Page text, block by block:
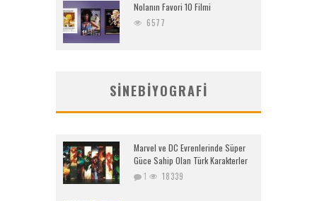
Nolanın Favori 10 Filmi
6577
SINEBIYOGRAFI
Marvel ve DC Evrenlerinde Süper
Güce Sahip Olan Türk Karakterler
1 18339